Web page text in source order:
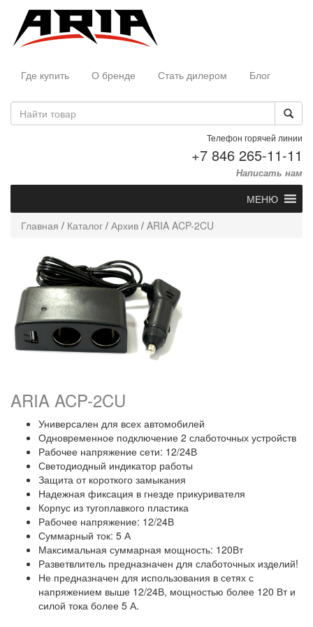
Где купить О бренде Стать дилером Блог
Телефон горячей линии
+7 846 265-11-11
Написать нам
МЕНЮ
Главная / Каталог / Архив / ARIA ACP-2CU
ARIA ACP-2CU
Универсален для всех автомобилей
Одновременное подключение 2 слаботочных устройств
Рабочее напряжение сети: 12/24В
Светодиодный индикатор работы
Защита от короткого замыкания
Надежная фиксация в гнезде прикуривателя
Корпус из тугоплавкого пластика
Рабочее напряжение: 12/24В
Суммарный ток: 5 А
Максимальная суммарная мощность: 120Вт
Разветвлитель предназначен для слаботочных изделий!
Не предназначен для использования в сетях с
напряжением выше 12/24В, мощностью более 120 Вт и
силой тока более 5 А.